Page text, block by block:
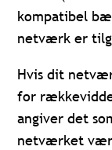
kompatibel
netværk er
Hvis dit
for
angiver det
netværket